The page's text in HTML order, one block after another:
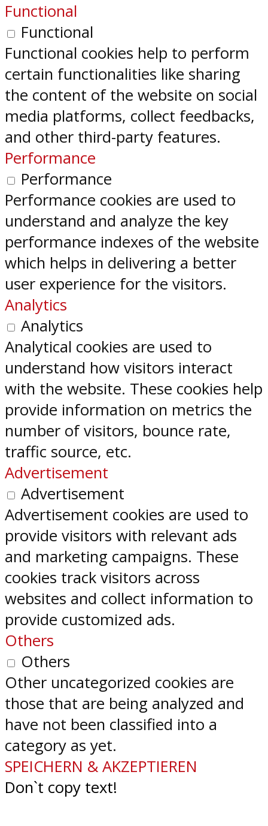
Functional
Functional
Functional cookies help to perform
certain functionalities like sharing
the content of the website on social
media platforms, collect feedbacks,
and other third-party features.
Performance
Performance
Performance cookies are used to
understand and analyze the key
performance indexes of the website
which helps in delivering a better
user experience for the visitors.
Analytics
Analytics
Analytical cookies are used to
understand how visitors interact
with the website. These cookies help
provide information on metrics the
number of visitors, bounce rate,
traffic source, etc.
Advertisement
Advertisement
Advertisement cookies are used to
provide visitors with relevant ads
and marketing campaigns. These
cookies track visitors across
websites and collect information to
provide customized ads.
Others
Others
Other uncategorized cookies are
those that are being analyzed and
have not been classified into a
category as yet.
SPEICHERN & AKZEPTIEREN
Don`t copy text!